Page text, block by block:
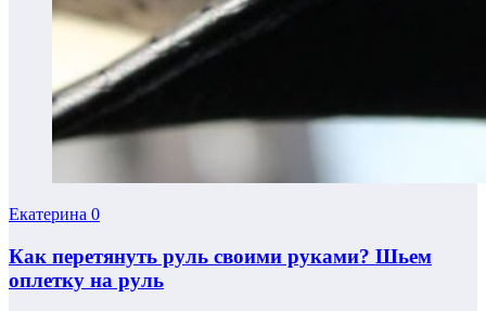
Екатерина 0
Как перетянуть руль своими руками? Шьем
оплетку на руль